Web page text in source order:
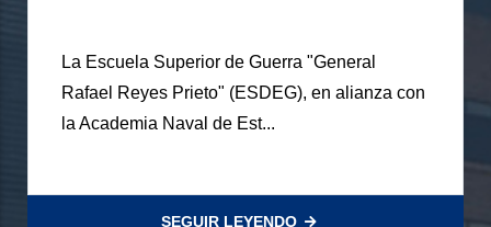
La Escuela Superior de Guerra "General
Rafael Reyes Prieto" (ESDEG), en alianza con
la Academia Naval de Est...
SEGUIR LEYENDO